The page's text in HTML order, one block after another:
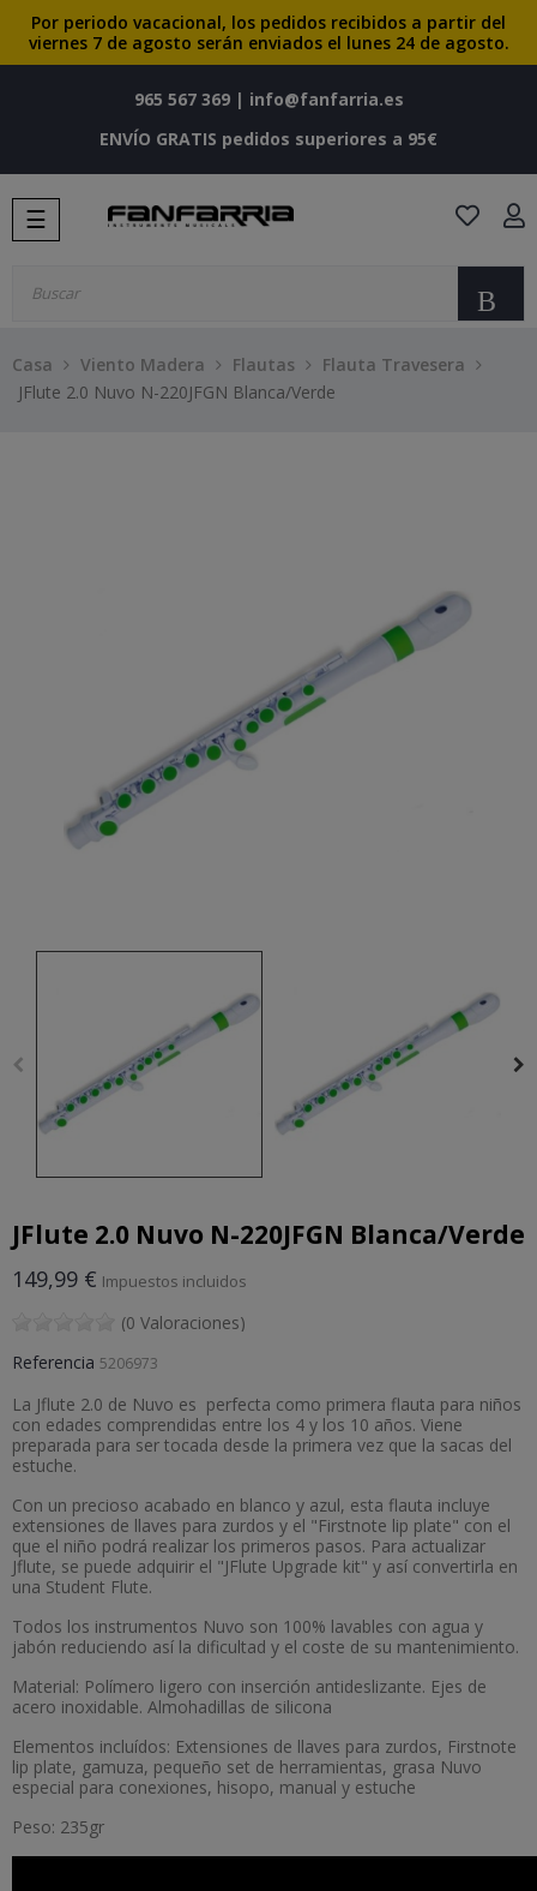
Por periodo vacacional, los pedidos recibidos a partir del
viernes 7 de agosto serán enviados el lunes 24 de agosto.
965 567 369| info@fanfarria.es
ENVÍO GRATIS pedidos superiores a 95€
Navegación
de
☰
Casa Viento Madera Flautas
Flauta Travesera
JFlute 2.0 Nuvo N-220JFGN Blanca/Verde
JFlute 2.0 Nuvo N-220JFGN Blanca/Verde
149,99 € Impuestos incluidos
(0 Valoraciones)
Referencia 5206973
La Jflute 2.0 de Nuvo es perfecta como primera flauta para niños
con edades comprendidas entre los 4 y los 10 años. Viene
preparada para ser tocada desde la primera vez que la sacas del
estuche.
Con un precioso acabado en blanco y azul, esta flauta incluye
extensiones de llaves para zurdos y el "Firstnote lip plate" con el
que el niño podrá realizar los primeros pasos. Para actualizar
Jflute, se puede adquirir el "JFlute Upgrade kit" y así convertirla en
una Student Flute.
Todos los instrumentos Nuvo son 100% lavables con agua y
jabón reduciendo así la dificultad y el coste de su mantenimiento.
Material: Polímero ligero con inserción antideslizante. Ejes de
acero inoxidable. Almohadillas de silicona
Elementos incluídos: Extensiones de llaves para zurdos, Firstnote
lip plate, gamuza, pequeño set de herramientas, grasa Nuvo
especial para conexiones, hisopo, manual y estuche
Peso: 235gr